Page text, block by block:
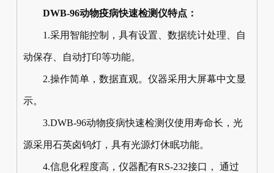
DWB-96动物疫病快速检测仪特点：
1.采用智能控制，具有设置、数据统计处理、自
动保存、自动打印等功能。
2.操作简单，数据直观。仪器采用大屏幕中文显
示。
3.DWB-96动物疫病快速检测仪使用寿命长，光
源采用石英卤钨灯，具有光源灯休眠功能。
4.信息化程度高，仪器配有RS-232接口， 通过